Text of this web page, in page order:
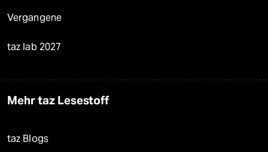
Vergangene
taz lab 2027
Mehr taz Lesestoff
taz Blogs